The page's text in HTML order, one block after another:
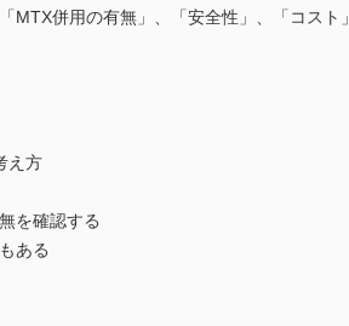
併用の有無」、「安全性」、「コスト」
え方
を確認する
ある